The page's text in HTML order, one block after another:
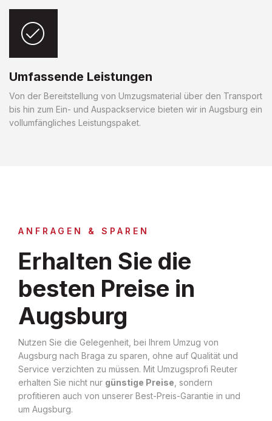
Umfassende Leistungen
Von der Bereitstellung von Umzugsmaterial über den Transport
bis hin zum Ein- und Auspackservice bieten wir in Augsburg ein
vollumfängliches Leistungspaket.
ANFRAGEN & SPAREN
Erhalten Sie die
besten Preise in
Augsburg
Nutzen Sie die Gelegenheit, bei Ihrem Umzug von
Augsburg nach Braga zu sparen, ohne auf Qualität und
Service verzichten zu müssen. Mit Umzugsprofi Reuter
erhalten Sie nicht nur günstige Preise , sondern
profitieren auch von unserer Best-Preis-Garantie in und
um Augsburg.